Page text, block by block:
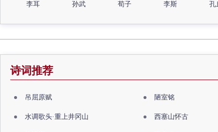
李耳 孙武 荀子 李斯 孔
诗词推荐
吊屈原赋 陋室铭
水调歌头·重上井冈山 西塞山怀古